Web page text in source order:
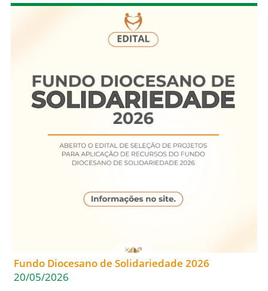
Fundo Diocesano de Solidariedade 2026
20/05/2026